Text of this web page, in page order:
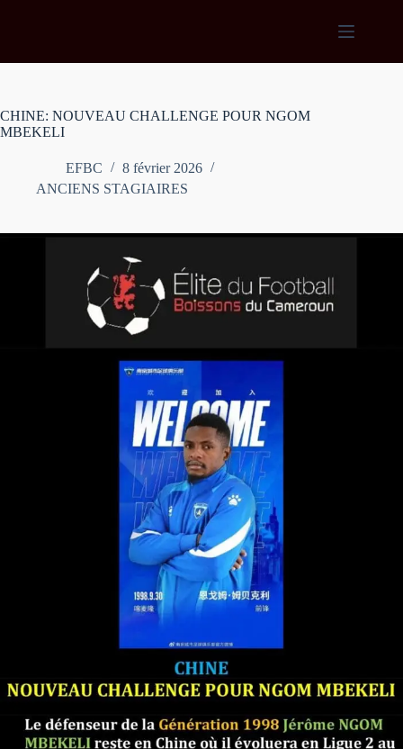
CHINE: NOUVEAU CHALLENGE POUR NGOM
MBEKELI
EFBC
8 février 2026
ANCIENS STAGIAIRES